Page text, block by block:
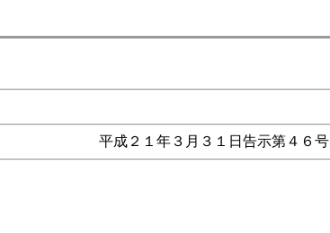
平成２１年３月３１日告示第４６号